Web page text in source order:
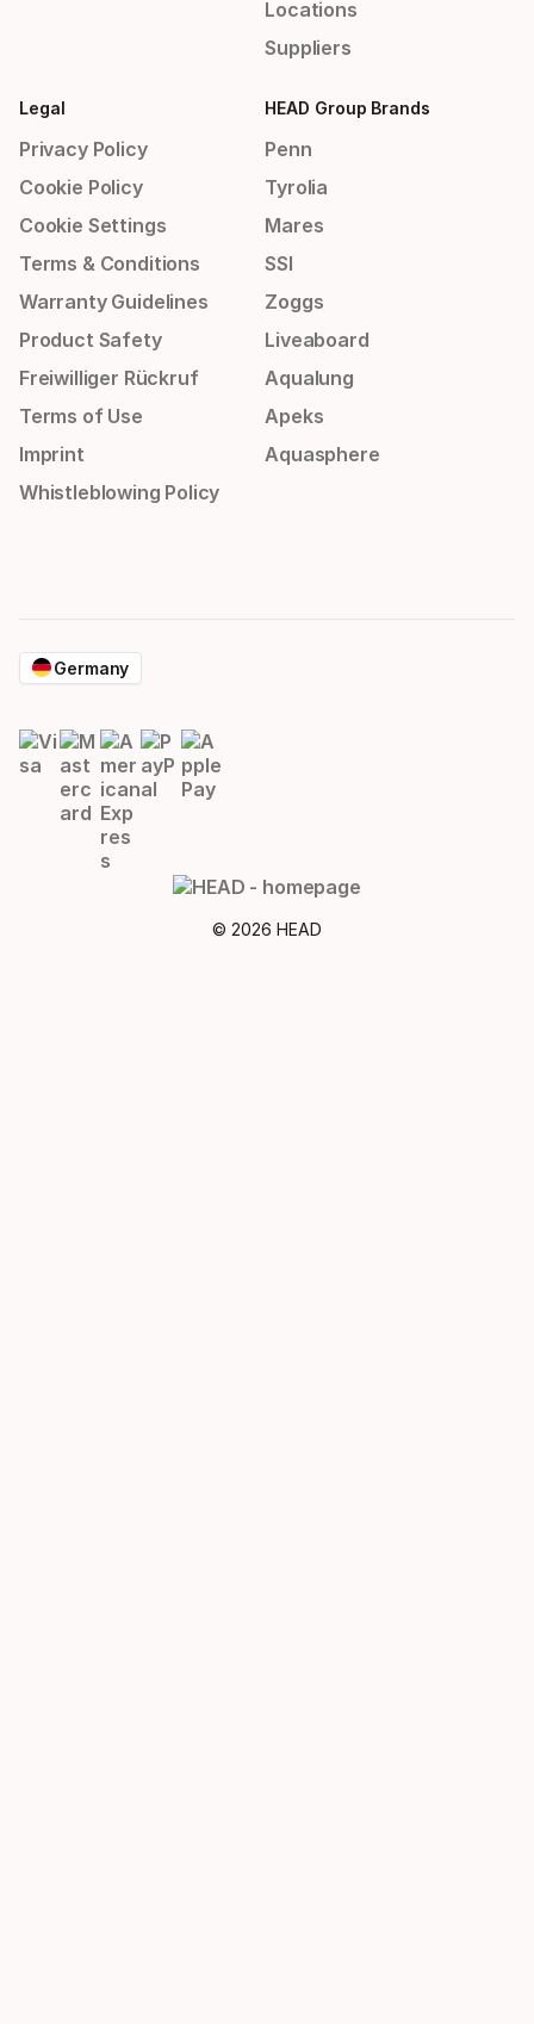
Locations
Suppliers
Legal
Privacy Policy
Cookie Policy
Cookie Settings
Terms & Conditions
Warranty Guidelines
Product Safety
Freiwilliger Rückruf
Terms of Use
Imprint
Whistleblowing Policy
HEAD Group Brands
Penn
Tyrolia
Mares
SSI
Zoggs
Liveaboard
Aqualung
Apeks
Aquasphere
Germany
© 2026 HEAD